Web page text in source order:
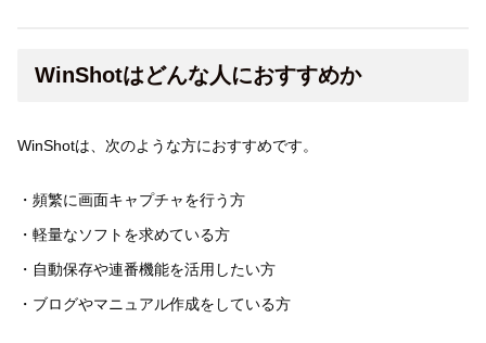
WinShotはどんな人におすすめか
WinShotは、次のような方におすすめです。
・頻繁に画面キャプチャを行う方
・軽量なソフトを求めている方
・自動保存や連番機能を活用したい方
・ブログやマニュアル作成をしている方